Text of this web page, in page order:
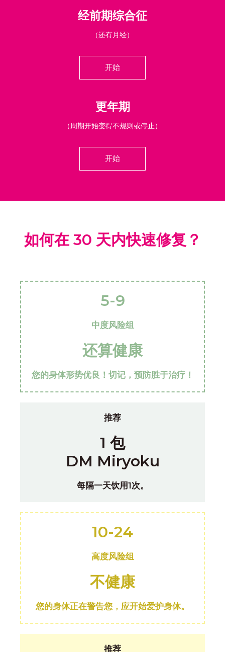
经前期综合征
（还有月经）
开始
更年期
（周期开始变得不规则或停止）
开始
如何在 30 天内快速修复？
5-9
中度风险组
还算健康
您的身体形势优良！切记，预防胜于治疗！
推荐
1 包
DM Miryoku
每隔一天饮用1次。
10-24
高度风险组
不健康
您的身体正在警告您，应开始爱护身体。
推荐